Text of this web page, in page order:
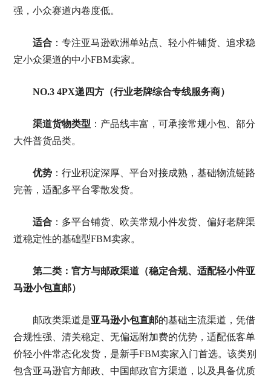
强，小众赛道内卷度低。
适合：专注亚马逊欧洲单站点、轻小件铺货、追求稳
定小众渠道的中小FBM卖家。
NO.3 4PX递四方（行业老牌综合专线服务商）
渠道货物类型 ：产品线丰富，可承接常规小包、部分
大件普货品类。
优势：行业积淀深厚、平台对接成熟，基础物流链路
完善，适配多平台零散发货。
适合：多平台铺货、欧美常规小件发货、偏好老牌渠
道稳定性的基础型FBM卖家。
第二类：官方与邮政渠道（稳定合规、适配轻小件亚
马逊小包直邮）
邮政类渠道是亚马逊小包直邮的基础主流渠道，凭借
合规性强、清关稳定、无偏远附加费的优势，适配低客单
价轻小件常态化发货，是新手FBM卖家入门首选。该类别
包含亚马逊官方邮政、中国邮政官方渠道，以及具备优质